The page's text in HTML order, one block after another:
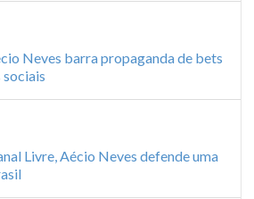
Neves barra propaganda de bets
sociais
Livre, Aécio Neves defende uma